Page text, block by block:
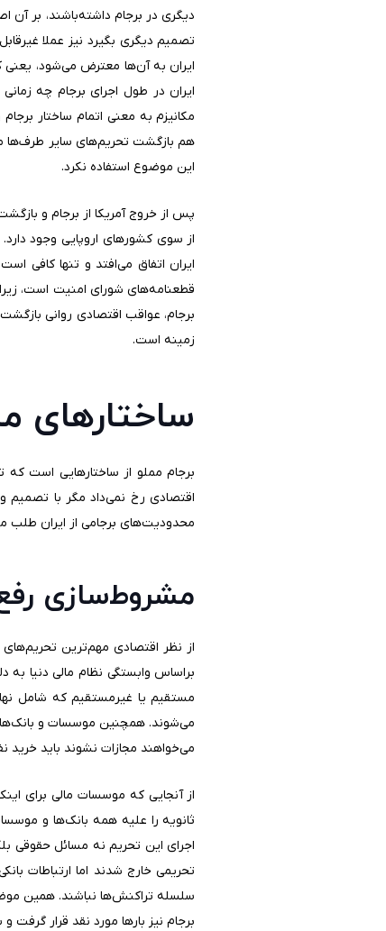
دیگری در برجام داشته‌باشند، بر
تصمیم دیگری بگیرد نیز عملا
ایران به آن‌ها معترض می‌شود، یعنی
ایران در طول اجرای برجام چه
مکانیزم به معنی اتمام ساختار
هم بازگشت تحریم‌های سایر طرف‌ها
این موضوع استفاده نکرد.
پس از خروج آمریکا از برجام و
از سوی کشورهای اروپایی وجود
ایران اتفاق می‌افتد و تنها کافی
قطعنامه‌های شورای امنیت است،
برجام، عواقب اقتصادی روانی
زمینه است.
ساختارهای
برجام مملو از ساختارهایی است که
اقتصادی رخ نمی‌داد مگر با تصمیم
محدودیت‌های برجامی از ایران طلب
مشروط‌سازی
از نظر اقتصادی مهم‌ترین تحریم‌های
براساس وابستگی نظام مالی دنیا
مستقیم یا غیرمستقیم که شامل
می‌شوند. همچنین موسسات و
می‌خواهند مجازات نشوند باید خرید
از آنجایی که موسسات مالی برای
ثانویه را علیه همه بانک‌ها و
اجرای این تحریم نه مسائل حقوقی
تحریمی خارج شدند اما ارتباطات
سلسله تراکنش‌ها نباشند. همین
برجام نیز بارها مورد نقد قرار